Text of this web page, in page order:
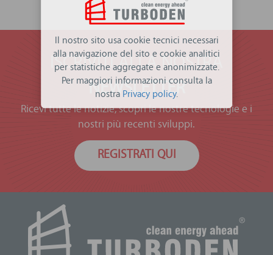
ISCRIVITI ALLA NOSTRA
NEWSLETTER
Ricevi tutte le notizie, scopri le nostre tecnologie e i
nostri più recenti sviluppi.
REGISTRATI QUI
Il nostro sito usa cookie tecnici necessari
alla navigazione del sito e cookie analitici
per statistiche aggregate e anonimizzate.
Per maggiori informazioni consulta la
nostra Privacy policy.